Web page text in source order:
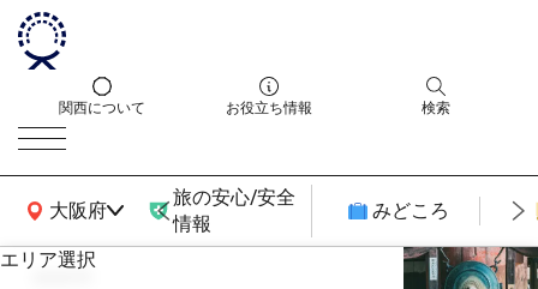
関西について お役立ち情報 検索
大阪府
関西広域MAP
旅の安心/安全
情報
みどころ
エリア選択
エ
search